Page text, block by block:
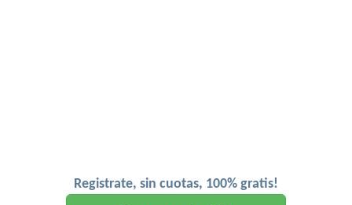
Registrate, sin cuotas, 100% gratis!